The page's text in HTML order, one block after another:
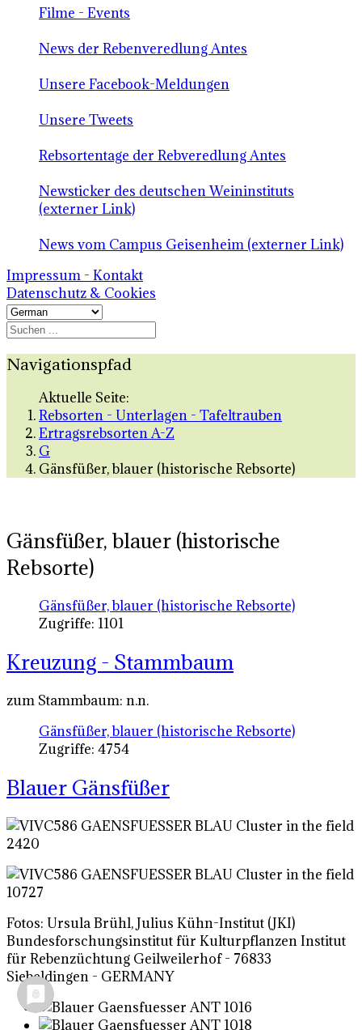
Filme - Events
News der Rebenveredlung Antes
Unsere Facebook-Meldungen
Unsere Tweets
Rebsortentage der Rebveredlung Antes
Newsticker des deutschen Weininstituts
(externer Link)
News vom Campus Geisenheim (externer Link)
Impressum - Kontakt
Datenschutz & Cookies
Navigationspfad
Aktuelle Seite:
Rebsorten - Unterlagen - Tafeltrauben
Ertragsrebsorten A-Z
G
Gänsfüßer, blauer (historische Rebsorte)
Gänsfüßer, blauer (historische
Rebsorte)
Gänsfüßer, blauer (historische Rebsorte)
Zugriffe: 1101
Kreuzung - Stammbaum
zum Stammbaum: n.n.
Gänsfüßer, blauer (historische Rebsorte)
Zugriffe: 4754
Blauer Gänsfüßer
Fotos: Ursula Brühl, Julius Kühn-Institut (JKI)
Bundesforschungsinstitut für Kulturpflanzen Institut
für Rebenzüchtung Geilweilerhof - 76833
Siebeldingen - GERMANY